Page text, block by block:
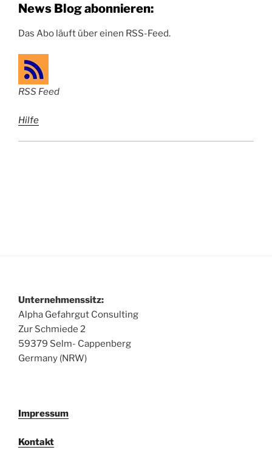
News Blog abonnieren:
Das Abo läuft über einen RSS-Feed.
RSS Feed
Hilfe
Unternehmenssitz:
Alpha Gefahrgut Consulting
Zur Schmiede 2
59379 Selm- Cappenberg
Germany (NRW)
Impressum
Kontakt